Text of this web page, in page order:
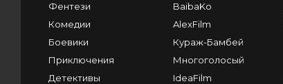
Фентези
Комедии
Боевики
Приключения
Детективы
BaibaKo
AlexFilm
Кураж-Бамбей
Многоголосый
IdeaFilm